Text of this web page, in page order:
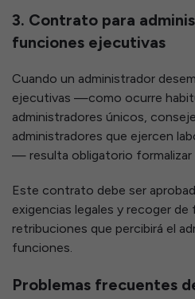
3. Contrato para
funciones ejecutivas
Cuando un administrador
ejecutivas —como ocurre
administradores únicos,
administradores que ejercen
— resulta obligatorio
Este contrato debe ser
exigencias legales y recoger
retribuciones que percibirá el
funciones.
Problemas frecuentes